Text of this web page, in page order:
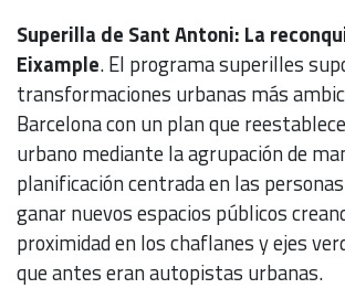
Superilla de Sant Antoni: La
Eixample. El programa superilles
transformaciones urbanas más
Barcelona con un plan que
urbano mediante la agrupación de
planificación centrada en las
ganar nuevos espacios públicos
proximidad en los chaflanes y ejes
que antes eran autopistas urbanas.